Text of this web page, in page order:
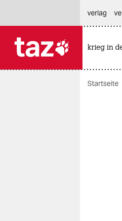
verlag
krieg in
Startseite